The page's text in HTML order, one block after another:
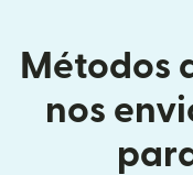
Métodos
nos